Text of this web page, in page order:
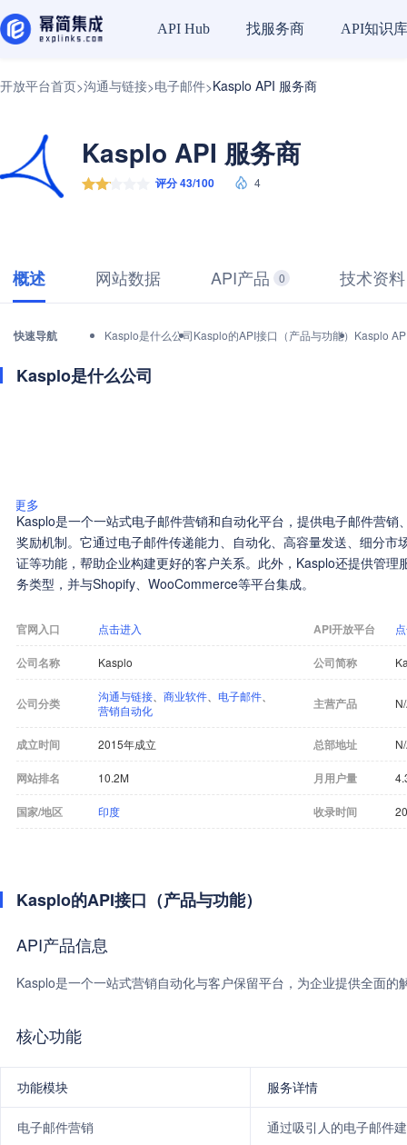
API Hub 找服务商 API知识库
开放平台首页>沟通与链接>电子邮件>Kasplo API 服务商
Kasplo API 服务商
评分 43/100 4
概述 网站数据 API产品 0 技术资料
快速导航 Kasplo是什么公司Kasplo的API接口（产品与功能） Kasplo
Kasplo是什么公司
更多
Kasplo是一个一站式电子邮件营销和自动化平台，提供电子邮件营销
奖励机制。它通过电子邮件传递能力、自动化、高容量发送、细分市
证等功能，帮助企业构建更好的客户关系。此外，Kasplo还提供管理
务类型，并与Shopify、WooCommerce等平台集成。
官网入口 点击进入 API开放平台
公司名称 Kasplo 公司简称
公司分类 沟通与链接 商业软件 电子邮件
营销自动化
主营产品
成立时间 2015年成立 总部地址
网站排名 10.2M 月用户量
国家/地区 印度 收录时间
Kasplo的API接口（产品与功能）
API产品信息
Kasplo是一个一站式营销自动化与客户保留平台，为企业提供全面的
核心功能
功能模块 服务详情
电子邮件营销 通过吸引人的电子邮件